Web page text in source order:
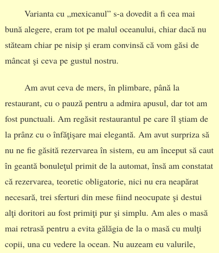
Varianta cu „mexicanul” s-a dovedit a fi cea mai
bună alegere, eram tot pe malul oceanului, chiar dacă nu
stăteam chiar pe nisip şi eram convinsă că vom găsi de
mâncat şi ceva pe gustul nostru.
Am avut ceva de mers, în plimbare, până la
restaurant, cu o pauză pentru a admira apusul, dar tot am
fost punctuali. Am regăsit restaurantul pe care îl ştiam de
la prânz cu o înfăţişare mai elegantă. Am avut surpriza să
nu ne fie găsită rezervarea în sistem, eu am început să caut
în geantă bonuleţul primit de la automat, însă am constatat
că rezervarea, teoretic obligatorie, nici nu era neapărat
necesară, trei sferturi din mese fiind neocupate şi destui
alţi doritori au fost primiţi pur şi simplu. Am ales o masă
mai retrasă pentru a evita gălăgia de la o masă cu mulţi
copii, una cu vedere la ocean. Nu auzeam eu valurile,